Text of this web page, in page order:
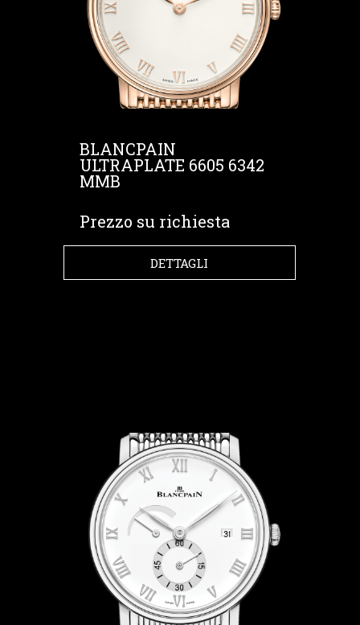
BLANCPAIN
ULTRAPLATE 6605 6342
MMB
Prezzo su richiesta
DETTAGLI